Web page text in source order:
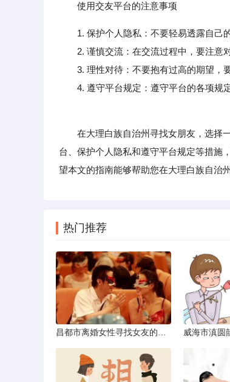
使用交友平台的注意事项
1. 保护个人隐私：不要轻易透露自己
2. 谨慎交流：在交流过程中，要注意对
3. 理性对待：不要抱有过高的期望，要
4. 遵守平台规定：遵守平台的各项规定
在大理白族自治州寻找女朋友，选择一
台、保护个人隐私和遵守平台规定等措施
望本文的指南能够帮助您在大理白族自治
热门推荐